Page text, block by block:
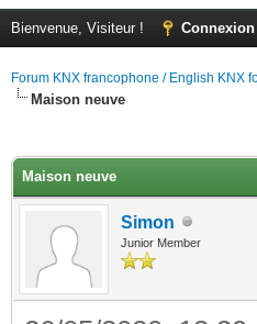
Bienvenue, Visiteur ! Connexion
Forum KNX francophone / English KNX
Maison neuve
Maison neuve
Simon
Junior Member